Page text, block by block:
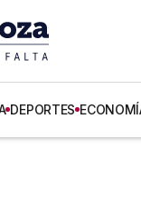
DEPORTES